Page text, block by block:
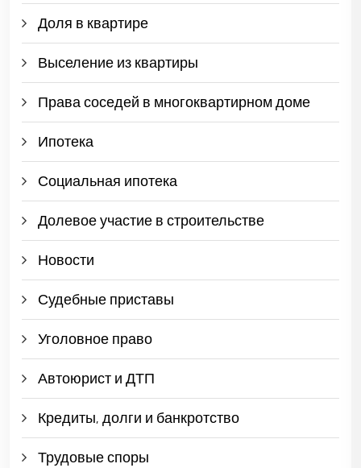
Доля в квартире
Выселение из квартиры
Права соседей в многоквартирном доме
Ипотека
Социальная ипотека
Долевое участие в строительстве
Новости
Судебные приставы
Уголовное право
Автоюрист и ДТП
Кредиты, долги и банкротство
Трудовые споры